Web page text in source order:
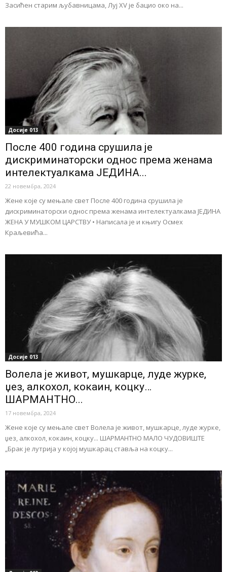
Засићен старим љубавницама, Луј XV je бацио око на...
Досије 013
После 400 година срушила је
дискриминаторски однос према женама
интелектуалкама ЈЕДИНА...
22 новембра, 2024
Жене које су мењале свет После 400 година срушила је
дискриминаторски однос према женама интелектуалкама ЈЕДИНА
ЖЕНА У МУШКОМ ЦАРСТВУ • Написала је и књигу Осмех
Краљевића...
Досије 013
Волела је живот, мушкарце, луде журке,
џез, алкохол, кокаин, коцку…
ШАРМАНТНО...
17 новембра, 2024
Жене које су мењале свет Волела је живот, мушкарце, луде журке,
џез, алкохол, кокаин, коцку... ШАРМАНТНО МАЛО ЧУДОВИШТЕ
„Брак је лутрија у којој мушкарац ставља на коцку...